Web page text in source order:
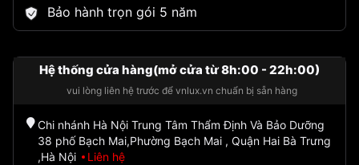
Bảo hành trọn gói 5 năm
Hệ thống cửa hàng(mở cửa từ 8h:00 - 22h:00)
vui lòng liên hệ trước để vnlux.vn chuẩn bị sẵn hàng
Chi nhánh Hà Nội Trung Tâm Thẩm Định Và Bảo Dưỡng
38 phố Bạch Mai,Phường Bạch Mai , Quận Hai Bà Trưng
,Hà Nội
Liên hệ